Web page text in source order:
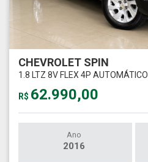
CHEVROLET SPIN
1.8 LTZ 8V FLEX 4P AUTOMÁTICO
R$ 62.990,00
Ano
2016